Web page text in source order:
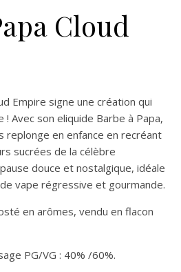
Cloud
Empire signe une création qui
Avec son eliquide Barbe à Papa,
replonge en enfance en recréant
sucrées de la célèbre
douce et nostalgique, idéale
vape régressive et gourmande.
en arômes, vendu en flacon
PG/VG : 40% /60%.